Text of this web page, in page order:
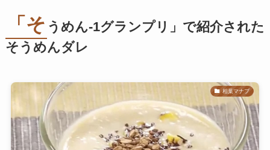
「そ うめん-1グランプリ」で紹介された
そうめんダレ
相葉マナブ